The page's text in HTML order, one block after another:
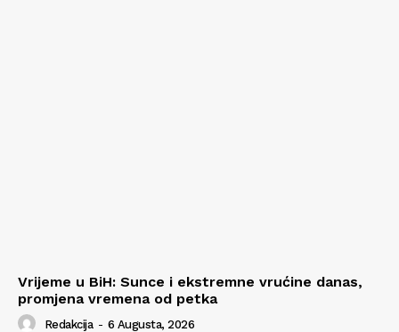
Vrijeme u BiH: Sunce i ekstremne vrućine danas,
promjena vremena od petka
Redakcija - 6 Augusta, 2026